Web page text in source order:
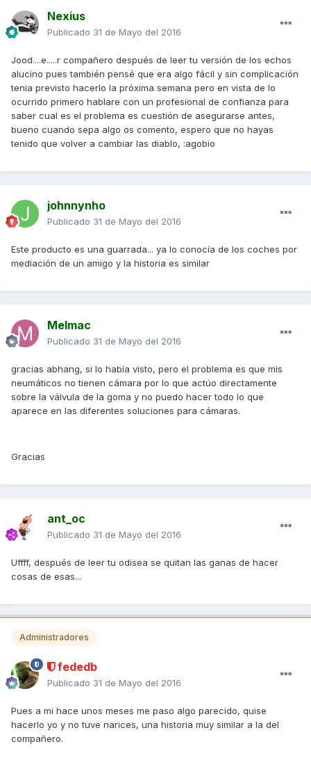
Nexius
Publicado 31 de Mayo del 2016
Jood....e.....r compañero después de leer tu versión de los echos
alucino pues también pensé que era algo fácil y sin complicación
tenia previsto hacerlo la próxima semana pero en vista de lo
ocurrido primero hablare con un profesional de confianza para
saber cual es el problema es cuestión de asegurarse antes,
bueno cuando sepa algo os comento, espero que no hayas
tenido que volver a cambiar las diablo, :agobio
johnnynho
Publicado 31 de Mayo del 2016
Este producto es una guarrada... ya lo conocía de los coches por
mediación de un amigo y la historia es similar
Melmac
Publicado 31 de Mayo del 2016
gracias abhang, si lo había visto, pero el problema es que mis
neumáticos no tienen cámara por lo que actúo directamente
sobre la válvula de la goma y no puedo hacer todo lo que
aparece en las diferentes soluciones para cámaras.
Gracias
ant_oc
Publicado 31 de Mayo del 2016
Uffff, después de leer tu odisea se quitan las ganas de hacer
cosas de esas...
Administradores
fededb
Publicado 31 de Mayo del 2016
Pues a mi hace unos meses me paso algo parecido, quise
hacerlo yo y no tuve narices, una historia muy similar a la del
compañero.